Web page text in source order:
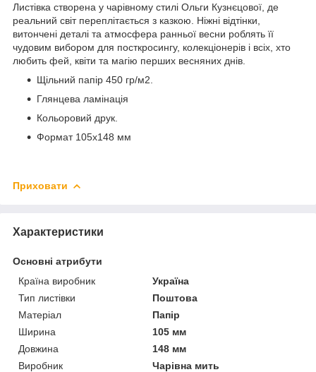
Листівка створена у чарівному стилі Ольги Кузнєцової, де
реальний світ переплітається з казкою. Ніжні відтінки,
витончені деталі та атмосфера ранньої весни роблять її
чудовим вибором для посткросингу, колекціонерів і всіх, хто
любить фей, квіти та магію перших весняних днів.
Щільний папір 450 гр/м2.
Глянцева ламінація
Кольоровий друк.
Формат 105х148 мм
Приховати
Характеристики
Основні атрибути
Країна виробник
Україна
Тип листівки
Поштова
Матеріал
Папір
Ширина
105 мм
Довжина
148 мм
Виробник
Чарівна мить